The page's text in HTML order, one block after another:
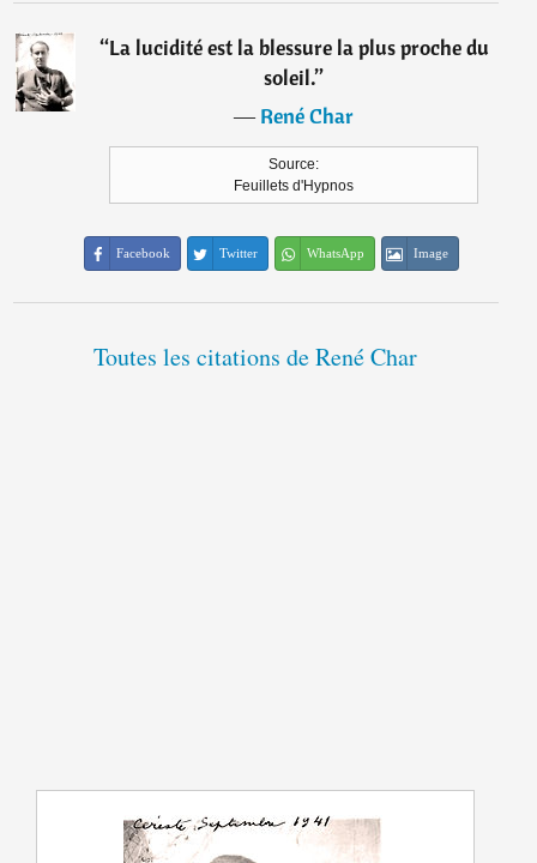
“La lucidité est la blessure la plus proche du
soleil.”
―René Char
Source:
Feuillets d'Hypnos
Facebook Twitter WhatsApp Image
Toutes les citations de René Char